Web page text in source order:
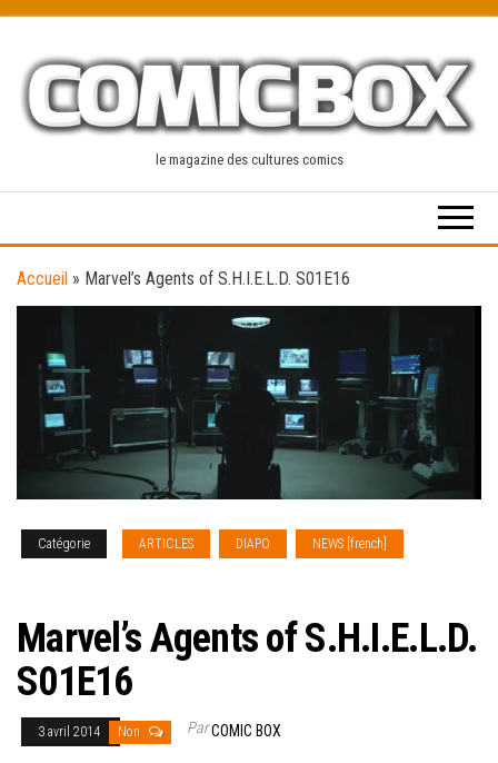
content
le magazine des cultures comics
Accueil » Marvel’s Agents of S.H.I.E.L.D. S01E16
Catégorie ARTICLES DIAPO NEWS [french]
Marvel’s Agents of S.H.I.E.L.D.
S01E16
3 avril 2014 Non ParCOMIC BOX